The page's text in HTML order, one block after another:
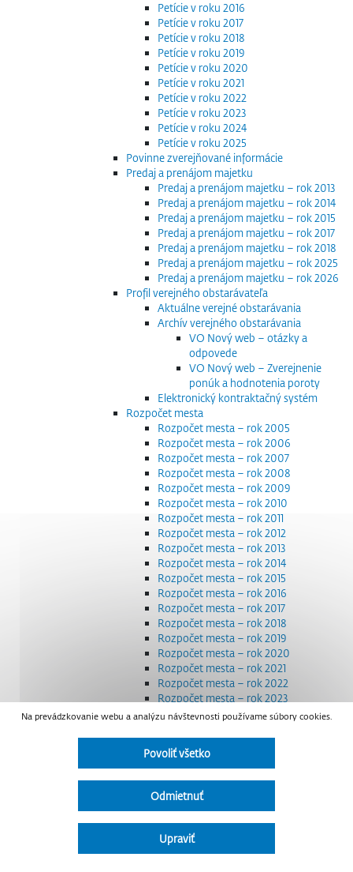
Petície v roku 2016
Petície v roku 2017
Petície v roku 2018
Petície v roku 2019
Petície v roku 2020
Petície v roku 2021
Petície v roku 2022
Petície v roku 2023
Petície v roku 2024
Petície v roku 2025
Povinne zverejňované informácie
Predaj a prenájom majetku
Predaj a prenájom majetku – rok 2013
Predaj a prenájom majetku – rok 2014
Predaj a prenájom majetku – rok 2015
Predaj a prenájom majetku – rok 2017
Predaj a prenájom majetku – rok 2018
Predaj a prenájom majetku – rok 2025
Predaj a prenájom majetku – rok 2026
Profil verejného obstarávateľa
Aktuálne verejné obstarávania
Archív verejného obstarávania
VO Nový web – otázky a
odpovede
VO Nový web – Zverejnenie
ponúk a hodnotenia poroty
Elektronický kontraktačný systém
Rozpočet mesta
Rozpočet mesta – rok 2005
Rozpočet mesta – rok 2006
Rozpočet mesta – rok 2007
Rozpočet mesta – rok 2008
Rozpočet mesta – rok 2009
Rozpočet mesta – rok 2010
Rozpočet mesta – rok 2011
Rozpočet mesta – rok 2012
Rozpočet mesta – rok 2013
Rozpočet mesta – rok 2014
Rozpočet mesta – rok 2015
Rozpočet mesta – rok 2016
Rozpočet mesta – rok 2017
Rozpočet mesta – rok 2018
Rozpočet mesta – rok 2019
Rozpočet mesta – rok 2020
Rozpočet mesta – rok 2021
Rozpočet mesta – rok 2022
Rozpočet mesta – rok 2023
Rozpočet mesta – rok 2024
Smernice a dokumenty
Strategické dokumenty
Transparentnosť a výdavky na štátnu reklamu
Úradná tabuľa
Detail nariadenia
Zoznam daňových dlžníkov
Na prevádzkovanie webu a analýzu návštevnosti používame súbory cookies.
Povoliť všetko
Odmietnuť
Upraviť